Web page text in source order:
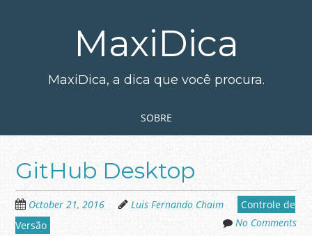
MaxiDica
MaxiDica, a dica que você procura.
SOBRE
GitHub Desktop
October 21, 2016 Luis Fernando Chaim
Controle de
Versão
No Comments